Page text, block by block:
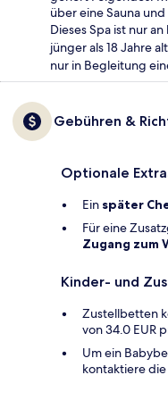
über eine Sauna
Dieses Spa ist nur
jünger als 18 Jahre
nur in Begleitung
Gebühren &
Optionale
Ein später
Für eine
Zugang zum
Kinder- und
Zustellbetten
von 34.0 EUR
Um ein
kontaktiere